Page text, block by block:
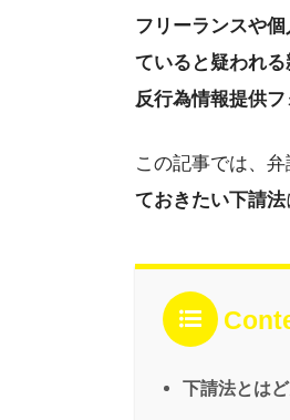
フリーランスや
ていると疑われ
反行為情報提供フ
この記事では、弁
ておきたい下請法
下請法とは